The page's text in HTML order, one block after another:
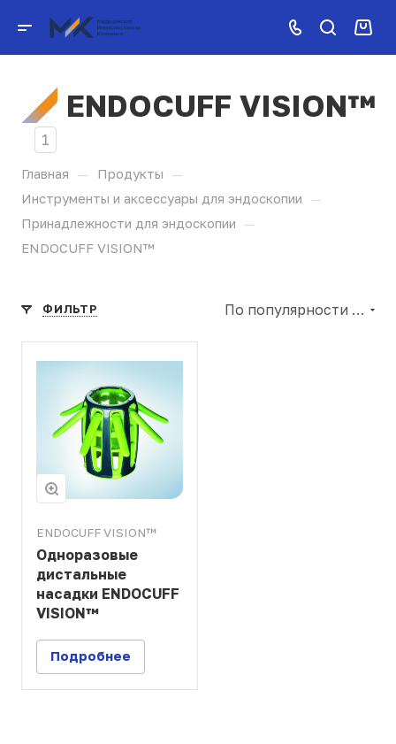
ENDOCUFF VISION™
1
Главная — Продукты —
Инструменты и аксессуары для эндоскопии —
Принадлежности для эндоскопии —
ENDOCUFF VISION™
ФИЛЬТР По популярности (убывание)
ENDOCUFF VISION™
Одноразовые
дистальные
насадки ENDOCUFF
VISION™
Подробнее